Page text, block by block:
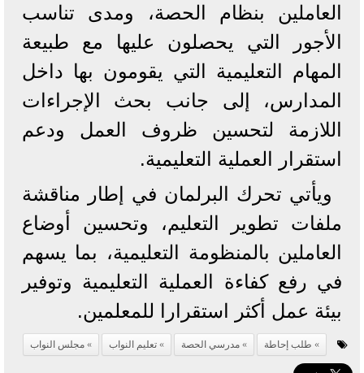
العاملين بنظام الحصة، ومدى تناسب
الأجور التي يحصلون عليها مع طبيعة
المهام التعليمية التي يقومون بها داخل
المدارس، إلى جانب بحث الإجراءات
اللازمة لتحسين ظروف العمل ودعم
استقرار العملية التعليمية.
ويأتي تحرك البرلمان في إطار مناقشة
ملفات تطوير التعليم، وتحسين أوضاع
العاملين بالمنظومة التعليمية، بما يسهم
في رفع كفاءة العملية التعليمية وتوفير
بيئة عمل أكثر استقرارا للمعلمين.
طلب إحاطة مدرسي الحصة تعليم النواب مجلس النواب